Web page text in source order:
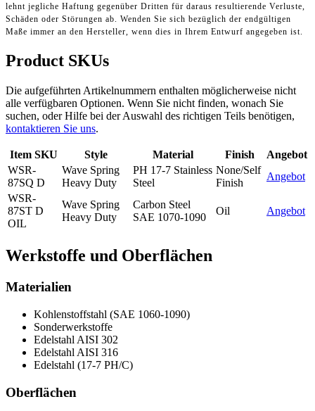
lehnt jegliche Haftung gegenüber Dritten für daraus resultierende Verluste,
Schäden oder Störungen ab. Wenden Sie sich bezüglich der endgültigen
Maße immer an den Hersteller, wenn dies in Ihrem Entwurf angegeben ist.
Product SKUs
Die aufgeführten Artikelnummern enthalten möglicherweise nicht
alle verfügbaren Optionen. Wenn Sie nicht finden, wonach Sie
suchen, oder Hilfe bei der Auswahl des richtigen Teils benötigen,
kontaktieren Sie uns.
Item SKU Style Material Finish
Angebot
WSR-
87SQ D
Wave Spring
Heavy Duty
PH 17-7 Stainless
Steel
None/Self
Finish
Angebot
WSR-
87ST D
OIL
Wave Spring
Heavy Duty
Carbon Steel
SAE 1070-1090
Oil Angebot
Werkstoffe und Oberflächen
Materialien
Kohlenstoffstahl (SAE 1060-1090)
Sonderwerkstoffe
Edelstahl AISI 302
Edelstahl AISI 316
Edelstahl (17-7 PH/C)
Oberflächen